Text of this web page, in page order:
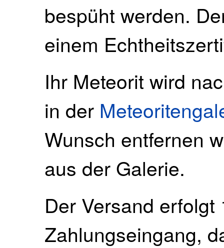
bespüht werden.
einem
Ihr Meteorit wird
in der
Wunsch entfernen
aus der Galerie.
Der Versand
Zahlungseingang,